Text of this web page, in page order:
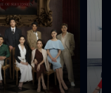
รโมชั่น